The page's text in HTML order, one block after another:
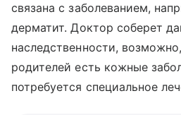
связана с заболеванием,
дерматит. Доктор соберет
наследственности,
родителей есть кожные
потребуется специальное